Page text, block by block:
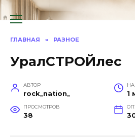
Перейти
к
ГЛАВНАЯ » РАЗНОЕ
УралСТРОЙлес
АВТОР
rock_nation_
НА
1
ПРОСМОТРОВ
38